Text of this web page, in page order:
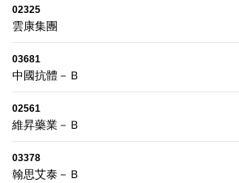
02325
雲康集團
03681
中國抗體－Ｂ
02561
維昇藥業－Ｂ
03378
翰思艾泰－Ｂ